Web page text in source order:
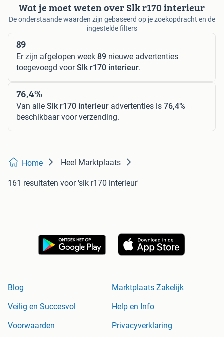
Wat je moet weten over Slk r170 interieur
De onderstaande waarden zijn gebaseerd op je zoekopdracht en de
ingestelde filters
89
Er zijn afgelopen week 89 nieuwe advertenties
toegevoegd voorSlk r170 interieur.
76,4%
Van alle Slk r170 interieur advertenties is 76,4%
beschikbaar voor verzending.
Home Heel Marktplaats
161 resultaten voor 'slk r170 interieur'
Blog
Marktplaats Zakelijk
Veilig en Succesvol
Help en Info
Voorwaarden
Privacyverklaring